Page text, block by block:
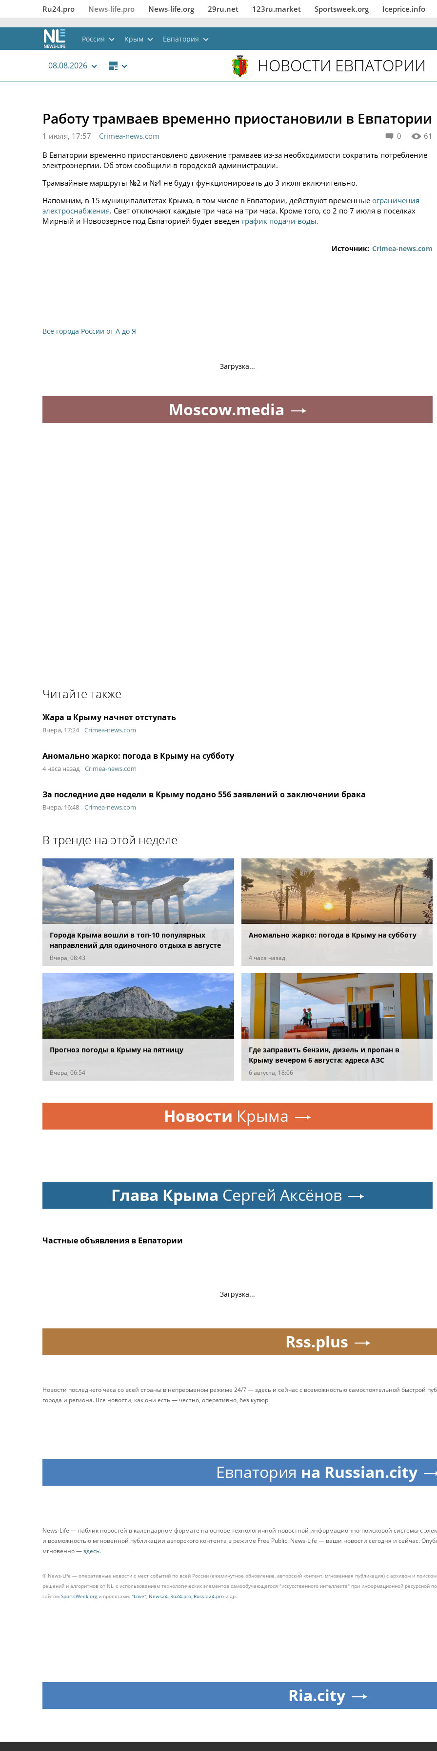
Ru24.pro News‑life.pro News‑life.org 29ru.net 123ru.market Sportsweek.org Iceprice.info
Россия Крым Евпатория
08.08.2026 НОВОСТИ ЕВПАТОРИИ
Работу трамваев временно приостановили в Евпатории
0 61
1 июля, 17:57
Crimea-news.com
В Евпатории временно приостановлено движение трамваев из-за необходимости сократить потребление
электроэнергии. Об этом сообщили в городской администрации.
Трамвайные маршруты №2 и №4 не будут функционировать до 3 июля включительно.
Напомним, в 15 муниципалитетах Крыма, в том числе в Евпатории, действуют временные ограничения
электроснабжения. Свет отключают каждые три часа на три часа. Кроме того, со 2 по 7 июля в поселках
Мирный и Новоозерное под Евпаторией будет введен график подачи воды.
Источник: Crimea-news.com
Все города России от А до Я
Загрузка...
Moscow.media
Читайте также
Жара в Крыму начнет отступать
Вчера, 17:24 Crimea-news.com
Аномально жарко: погода в Крыму на субботу
4 часа назад Crimea-news.com
За последние две недели в Крыму подано 556 заявлений о заключении брака
Вчера, 16:48 Crimea-news.com
В тренде на этой неделе
Города Крыма вошли в топ-10 популярных
направлений для одиночного отдыха в августе
Вчера, 08:43
Аномально жарко: погода в Крыму на субботу
4 часа назад
Прогноз погоды в Крыму на пятницу
Вчера, 06:54
Где заправить бензин, дизель и пропан в
Крыму вечером 6 августа: адреса АЗС
6 августа, 18:06
Новости Крыма
Глава Крыма Сергей Аксёнов
Частные объявления в Евпатории
Загрузка...
Rss.plus
Новости последнего часа со всей страны в непрерывном режиме 24/7 — здесь и сейчас с возможностью самостоятельной быстрой
города и региона. Все новости, как они есть — честно, оперативно, без купюр.
Евпатория на Russian.city
News-Life — паблик новостей в календарном формате на основе технологичной новостной информационно-поисковой системы с
и возможностью мгновенной публикации авторского контента в режиме Free Public. News-Life — ваши новости сегодня и сейчас.
мгновенно —здесь.
© News-Life — оперативные новости с мест событий по всей России (ежеминутное обновление, авторский контент, мгновенная публикация) с архивом и
решений и алгоритмов от NL, с использованием технологических элементов самообучающегося "искусственного интеллекта" при информационной ресурсной
сайтом SportsWeek.orgи проектами: "Love", News24, Ru24.pro, Russia24.pro и др.
Ria.city